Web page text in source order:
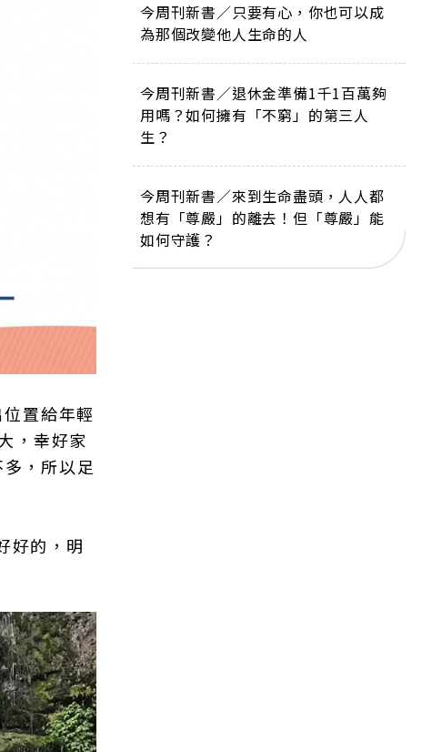
置給年輕
，幸好家
，所以足
好的，明
今周刊新書／只要有心，你也可以成
為那個改變他人生命的人
今周刊新書／退休金準備1千1百萬夠
用嗎？如何擁有「不窮」的第三人
生？
今周刊新書／來到生命盡頭，人人都
想有「尊嚴」的離去！但「尊嚴」能
如何守護？